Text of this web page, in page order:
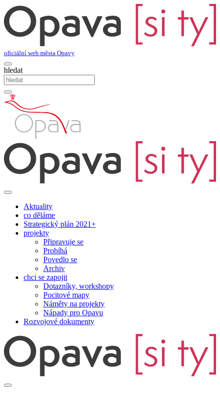
oficiální web města Opavy
hledat
Aktuality
co děláme
Strategický plán 2021+
projekty
Připravuje se
Probíhá
Povedlo se
Archiv
chci se zapojit
Dotazníky, workshopy
Pocitové mapy
Náměty na projekty
Nápady pro Opavu
Rozvojové dokumenty